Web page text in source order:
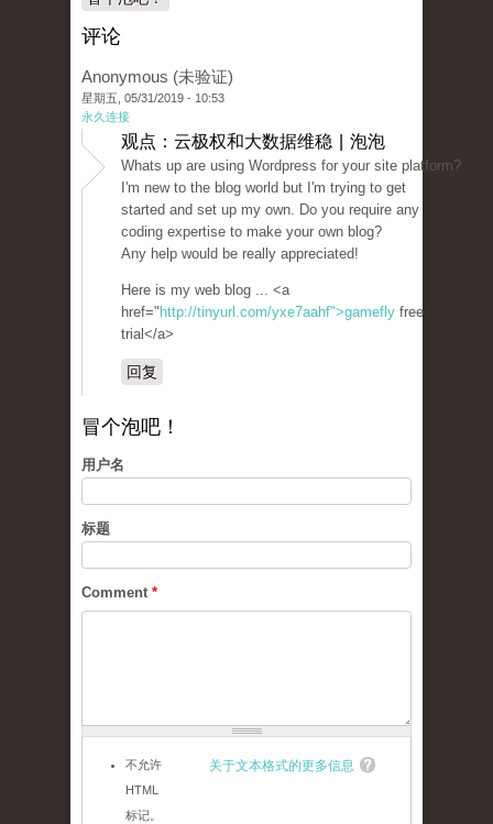
评论
Anonymous (未验证)
星期五, 05/31/2019 - 10:53
永久连接
观点：云极权和大数据维稳 | 泡泡
Whats up are using Wordpress for your site platform?
I'm new to the blog world but I'm trying to get
started and set up my own. Do you require any
coding expertise to make your own blog?
Any help would be really appreciated!
Here is my web blog ... <a
href=" http://tinyurl.com/yxe7aahf">gamefly free
trial</a>
回复
冒个泡吧！
用户名
标题
Comment *
关于文本格式的更多信息
不允许
HTML
标记。